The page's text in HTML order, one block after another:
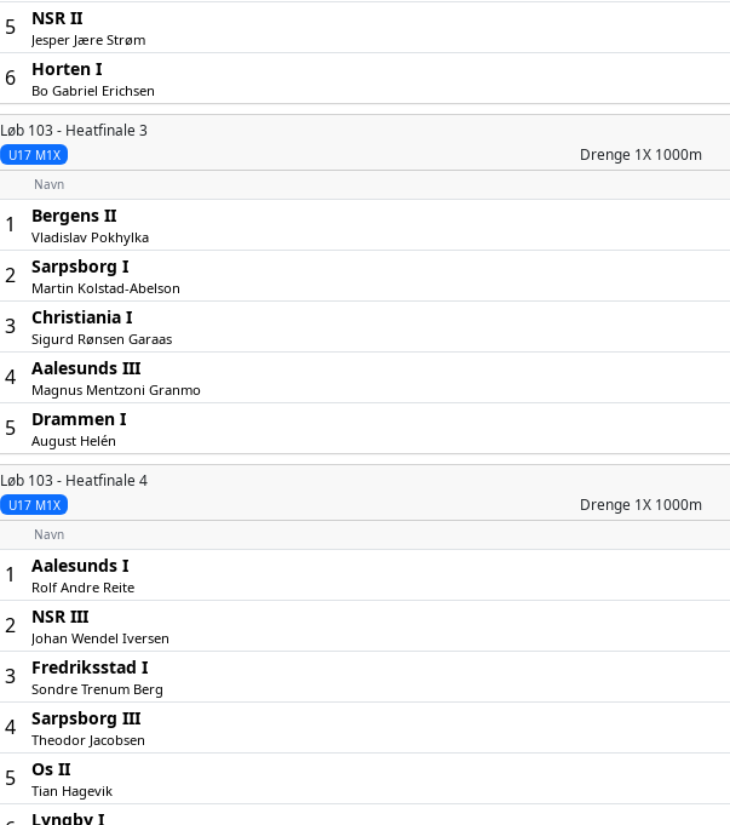
5 NSR II
Jesper Jære Strøm
6 Horten I
Bo Gabriel Erichsen
Løb 103 - Heatfinale 3
U17 M1X Drenge 1X 1000m
Navn
1 Bergens II
Vladislav Pokhylka
2 Sarpsborg I
Martin Kolstad-Abelson
3 Christiania I
Sigurd Rønsen Garaas
4 Aalesunds III
Magnus Mentzoni Granmo
5 Drammen I
August Helén
Løb 103 - Heatfinale 4
U17 M1X Drenge 1X 1000m
Navn
1 Aalesunds I
Rolf Andre Reite
2 NSR III
Johan Wendel Iversen
3 Fredriksstad I
Sondre Trenum Berg
4 Sarpsborg III
Theodor Jacobsen
5 Os II
Tian Hagevik
Lyngby I